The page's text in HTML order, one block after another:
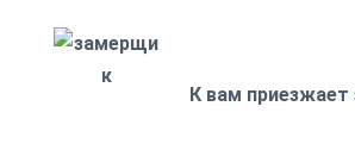
К вам приезжает